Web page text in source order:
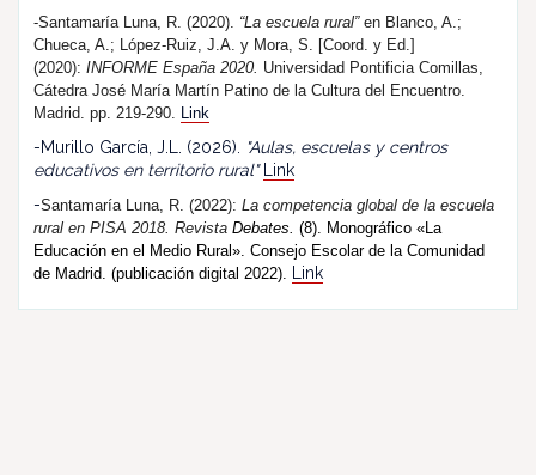
-Santamaría Luna, R. (2020). “La escuela rural”en Blanco, A.;
Chueca, A.; López-Ruiz, J.A. y Mora, S. [Coord. y Ed.]
(2020): INFORME España 2020. Universidad Pontificia Comillas,
Cátedra José María Martín Patino de la Cultura del Encuentro.
Madrid. pp. 219-290. Link
-Murillo García, J.L. (2026).
"Aulas, escuelas y centros
educativos en territorio rural"
Link
-Santamaría Luna, R. (2022): La competencia global de la escuela
rural en PISA 2018. Revista Debates. (8). Monográfico «La
Educación en el Medio Rural». Consejo Escolar de la Comunidad
de Madrid. (publicación digital 2022).
Link